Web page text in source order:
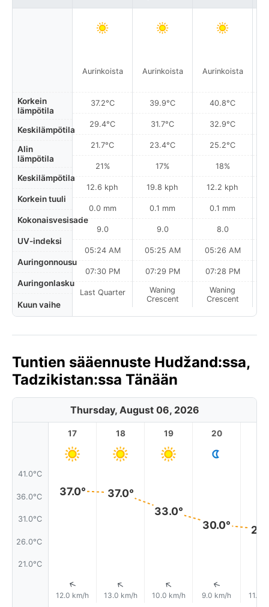
Korkein
lämpötila
Keskilämpötila
Alin
lämpötila
Keskilämpötila
Korkein tuuli
Kokonaisvesisade
UV-indeksi
Auringonnousu
Auringonlasku
Kuun vaihe
Aurinkoista
37.2°C
29.4°C
21.7°C
21%
12.6 kph
0.0 mm
9.0
05:24 AM
07:30 PM
Last Quarter
Aurinkoista
39.9°C
31.7°C
23.4°C
17%
19.8 kph
0.1 mm
9.0
05:25 AM
07:29 PM
Waning
Crescent
Aurinkoista
40.8°C
32.9°C
25.2°C
18%
12.2 kph
0.1 mm
8.0
05:26 AM
07:28 PM
Waning
Crescent
Tuntien sääennuste Hudžand:ssa,
Tadzikistan:ssa Tänään
Thursday, August 06, 2026
41.0°C
36.0°C
31.0°C
26.0°C
21.0°C
17
37.0°
↑
12.0 km/h
18
37.0°
↑
13.0 km/h
19
33.0°
↑
10.0 km/h
20
30.0°
↑
9.0 km/h 11.0